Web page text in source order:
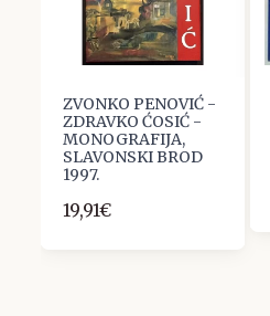
ZVONKO PENOVIĆ -
ZDRAVKO ĆOSIĆ -
MONOGRAFIJA,
SLAVONSKI BROD
1997.
19,91€